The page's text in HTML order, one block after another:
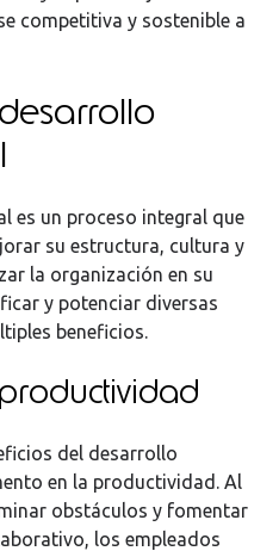
competitiva y sostenible a
es un proceso integral que
su estructura, cultura y
la organización en su
y potenciar diversas
beneficios.
del desarrollo
en la productividad. Al
obstáculos y fomentar
los empleados